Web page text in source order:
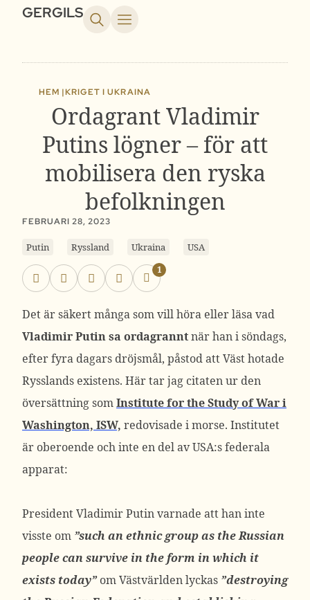
GERGILS
HEM |KRIGET I UKRAINA
Ordagrant Vladimir
Putins lögner – för att
mobilisera den ryska
befolkningen
FEBRUARI 28, 2023
Putin Ryssland Ukraina USA
1
Det är säkert många som vill höra eller läsa vad
Vladimir Putin sa ordagranntnär han i söndags,
efter fyra dagars dröjsmål, påstod att Väst hotade
Rysslands existens. Här tar jag citaten ur den
översättning somInstitute for the Study of War i
Washington, ISW, redovisade i morse. Institutet
är oberoende och inte en del av USA:s federala
apparat:
President Vladimir Putin varnade att han inte
visste om ”such an ethnic group as the Russian
people can survive in the form in which it
exists today”om Västvärlden lyckas ”destroying